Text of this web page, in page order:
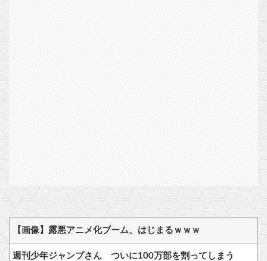
【画像】露悪アニメ化ブーム、はじまるｗｗｗ
週刊少年ジャンプさん ついに100万部を割ってしまう